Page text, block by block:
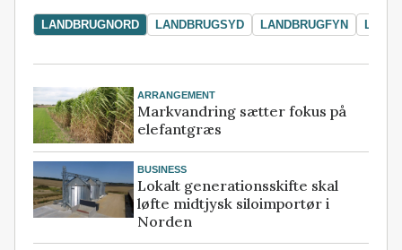
LANDBRUGNORD LANDBRUGSYD LANDBRUGFYN
ARRANGEMENT
Markvandring sætter fokus på
elefantgræs
BUSINESS
Lokalt generationsskifte skal
løfte midtjysk siloimportør i
Norden